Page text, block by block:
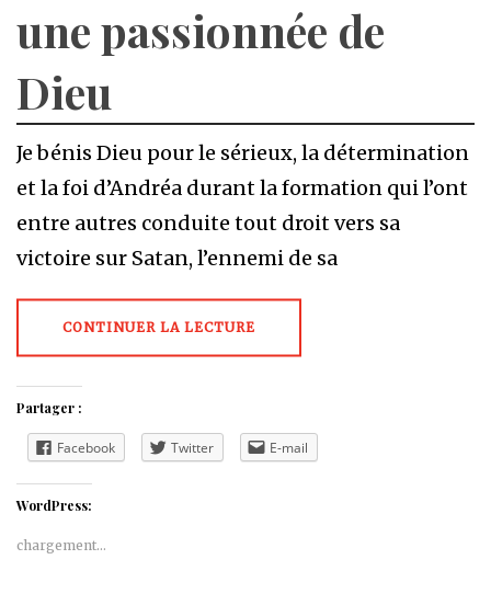
une passionnée de
Dieu
Je bénis Dieu pour le sérieux, la détermination
et la foi d’Andréa durant la formation qui l’ont
entre autres conduite tout droit vers sa
victoire sur Satan, l’ennemi de sa
CONTINUER LA LECTURE
Partager :
Facebook Twitter E-mail
WordPress:
chargement…